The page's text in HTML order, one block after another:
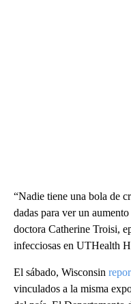
“Nadie tiene una bola de
dadas para ver un
doctora Catherine Troisi,
infecciosas en UTHealth
El sábado, Wisconsin
vinculados a la misma